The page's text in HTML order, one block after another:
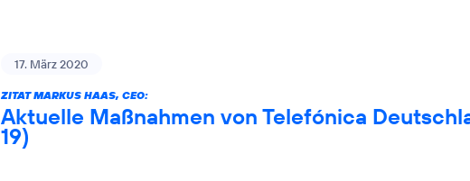
17. März 2020
ZITAT MARKUS HAAS, CEO:
Aktuelle Maßnahmen von Telefónica
19)